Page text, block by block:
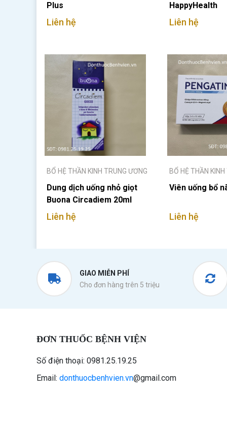
Plus
Liên hệ
HappyHealth
Liên hệ
BỔ HỆ THẦN KINH TRUNG ƯƠNG
Dung dịch uống nhỏ giọt
Buona Circadiem 20ml
Liên hệ
BỔ HỆ THẦN
Viên uống bổ
Liên hệ
GIAO MIỄN PHÍ
Cho đơn hàng trên 5 triệu
ĐƠN THUỐC BỆNH VIỆN
Số điện thoại: 0981.25.19.25
Email: donthuocbenhvien.vn@gmail.com